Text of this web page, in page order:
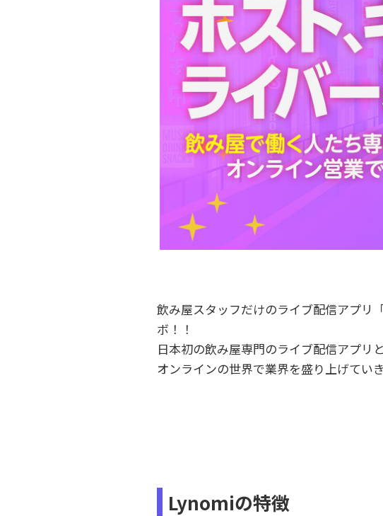
飲み屋スタッフだけのライブ配信アプリ
ボ！！
日本初の飲み屋専門のライブ配信アプリ
オンラインの世界で業界を盛り上げてい
Lynomiの特徴